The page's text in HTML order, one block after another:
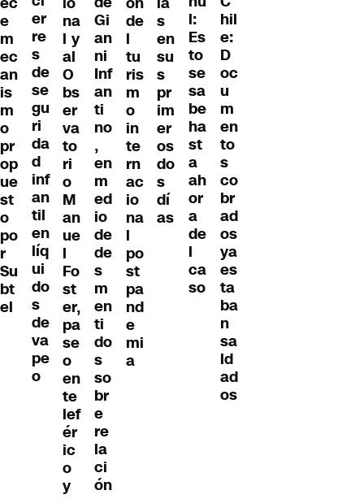
e
m
ec
an
is
m
o
pr
op
ue
st
o
po
r
Su
bt
el
er
re
s
de
se
gu
ri
da
d
inf
an
til
en
líq
ui
do
s
de
va
pe
o
na
l y
al
O
bs
er
va
to
ri
o
M
an
ue
l
Fo
st
er,
pa
se
o
en
te
lef
ér
ic
o
y
Gi
an
ni
Inf
an
ti
no
,
en
m
ed
io
de
de
s
m
en
ti
do
s
so
br
e
re
la
ci
ón
de
l
tu
ris
m
o
in
te
rn
ac
io
na
l
po
st
pa
nd
e
mi
a
s
en
su
s
pr
im
er
os
do
s
dí
as
l:
Es
to
se
sa
be
ha
st
a
ah
or
a
de
l
ca
so
hil
e:
D
oc
u
m
en
to
s
co
br
ad
os
ya
es
ta
ba
n
sa
ld
ad
os